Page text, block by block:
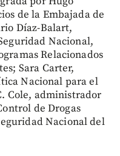
de la Embajada de
Díaz-Balart,
Nacional,
Relacionados
Sara Carter,
Nacional para el
Cole, administrador
de Drogas
Nacional del